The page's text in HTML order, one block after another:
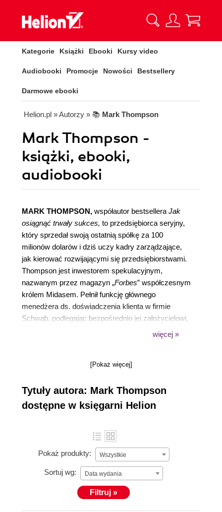
Kategorie Książki Ebooki Kursy video
Audiobooki Promocje Nowości Bestsellery
Darmowe ebooki
Helion.pl » Autorzy » 📚 Mark Thompson
Mark Thompson -
książki, ebooki,
audiobooki
MARK THOMPSON, współautor bestsellera Jak
osiągnąć trwały sukces, to przedsiębiorca seryjny,
który sprzedał swoją ostatnią spółkę za 100
milionów dolarów i dziś uczy kadry zarządzające,
jak kierować rozwijającymi się przedsiębiorstwami.
Thompson jest inwestorem spekulacyjnym,
nazwanym przez magazyn „Forbes” współczesnym
królem Midasem. Pełnił funkcję głównego
menedżera ds. doświadczenia klienta w firmie
Schwab, podlegając bezpośrednio jej założycielowi,
Charlesowi Schwabowi, i był dyrektorem wielu
założonego przez Petera Druckera, i gościnnym
Manhattanie i w Dolinie Krzemowej.
więcej »
[Pokaż więcej]
Tytuły autora: Mark Thompson
dostępne w księgarni Helion
Pokaż produkty: Wszystkie
Sortuj wg: Data wydania
Filtruj »